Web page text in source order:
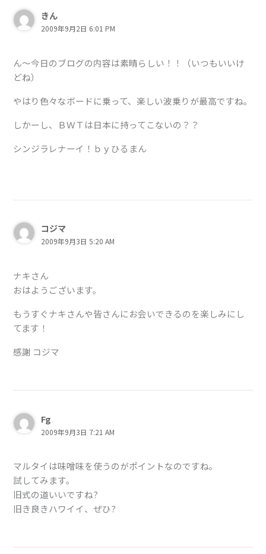
きん
2009年9月2日 6:01 PM
ん～今日のブログの内容は素晴らしい！！（いつもいいけ
どね）
やはり色々なボードに乗って、楽しい波乗りが最高ですね。
しかーし、ＢＷＴは日本に持ってこないの？？
シンジラレナーイ！ｂｙひるまん
コジマ
2009年9月3日 5:20 AM
ナキさん
おはようございます。
もうすぐナキさんや皆さんにお会いできるのを楽しみにし
てます！
感謝 コジマ
Fg
2009年9月3日 7:21 AM
マルタイは味噌味を使うのがポイントなのですね。
試してみます。
旧式の道いいですね?
旧き良きハワイイ、ぜひ?